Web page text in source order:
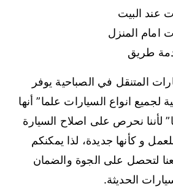
عند البيت
امام المنزل
طريق
المتنقل في الصباحية يوفر
لجميع انواع السيارات علما” أنها
لأننا نحرص على اصلاح السيارة
و كأنها جديدة، لذا يمكنكم
لتحصل على الجوة والضمان
الحديثة.